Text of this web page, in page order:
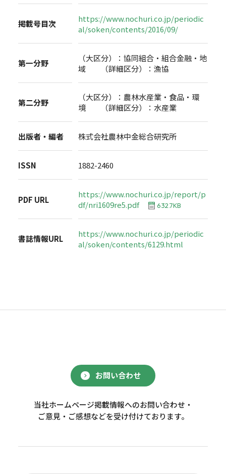
掲載号目次
https://www.nochuri.co.jp/periodic
al/soken/contents/2016/09/
第一分野
（大区分）：協同組合・組合金融・地
域 （詳細区分）：漁協
第二分野
（大区分）：農林水産業・食品・環
境 （詳細区分）：水産業
出版者・編者 株式会社農林中金総合研究所
ISSN 1882-2460
PDF URL
https://www.nochuri.co.jp/report/p
df/nri1609re5.pdf
632.7KB
書誌情報URL
https://www.nochuri.co.jp/periodic
al/soken/contents/6129.html
お問い合わせ
当社ホームページ掲載情報へのお問い合わせ・
ご意見・ご感想などを受け付けております。